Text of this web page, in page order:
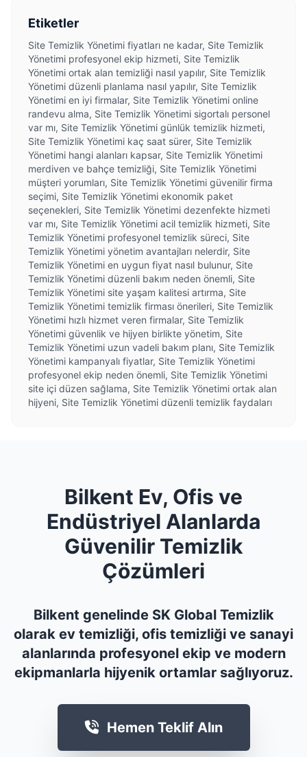
Etiketler
Site Temizlik Yönetimi fiyatları ne kadar, Site Temizlik
Yönetimi profesyonel ekip hizmeti, Site Temizlik
Yönetimi ortak alan temizliği nasıl yapılır, Site Temizlik
Yönetimi düzenli planlama nasıl yapılır, Site Temizlik
Yönetimi en iyi firmalar, Site Temizlik Yönetimi online
randevu alma, Site Temizlik Yönetimi sigortalı personel
var mı, Site Temizlik Yönetimi günlük temizlik hizmeti,
Site Temizlik Yönetimi kaç saat sürer, Site Temizlik
Yönetimi hangi alanları kapsar, Site Temizlik Yönetimi
merdiven ve bahçe temizliği, Site Temizlik Yönetimi
müşteri yorumları, Site Temizlik Yönetimi güvenilir firma
seçimi, Site Temizlik Yönetimi ekonomik paket
seçenekleri, Site Temizlik Yönetimi dezenfekte hizmeti
var mı, Site Temizlik Yönetimi acil temizlik hizmeti, Site
Temizlik Yönetimi profesyonel temizlik süreci, Site
Temizlik Yönetimi yönetim avantajları nelerdir, Site
Temizlik Yönetimi en uygun fiyat nasıl bulunur, Site
Temizlik Yönetimi düzenli bakım neden önemli, Site
Temizlik Yönetimi site yaşam kalitesi artırma, Site
Temizlik Yönetimi temizlik firması önerileri, Site Temizlik
Yönetimi hızlı hizmet veren firmalar, Site Temizlik
Yönetimi güvenlik ve hijyen birlikte yönetim, Site
Temizlik Yönetimi uzun vadeli bakım planı, Site Temizlik
Yönetimi kampanyalı fiyatlar, Site Temizlik Yönetimi
profesyonel ekip neden önemli, Site Temizlik Yönetimi
site içi düzen sağlama, Site Temizlik Yönetimi ortak alan
hijyeni, Site Temizlik Yönetimi düzenli temizlik faydaları
Bilkent Ev, Ofis ve
Endüstriyel Alanlarda
Güvenilir Temizlik
Çözümleri
Bilkent genelinde SK Global Temizlik
olarak ev temizliği, ofis temizliği ve sanayi
alanlarında profesyonel ekip ve modern
ekipmanlarla hijyenik ortamlar sağlıyoruz.
Hemen Teklif Alın